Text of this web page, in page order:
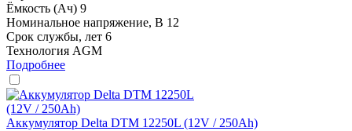
Ёмкость (Ач) 9
Номинальное напряжение, В 12
Срок службы, лет 6
Технология AGM
Подробнее
Аккумулятор Delta DTM 12250L (12V / 250Ah)